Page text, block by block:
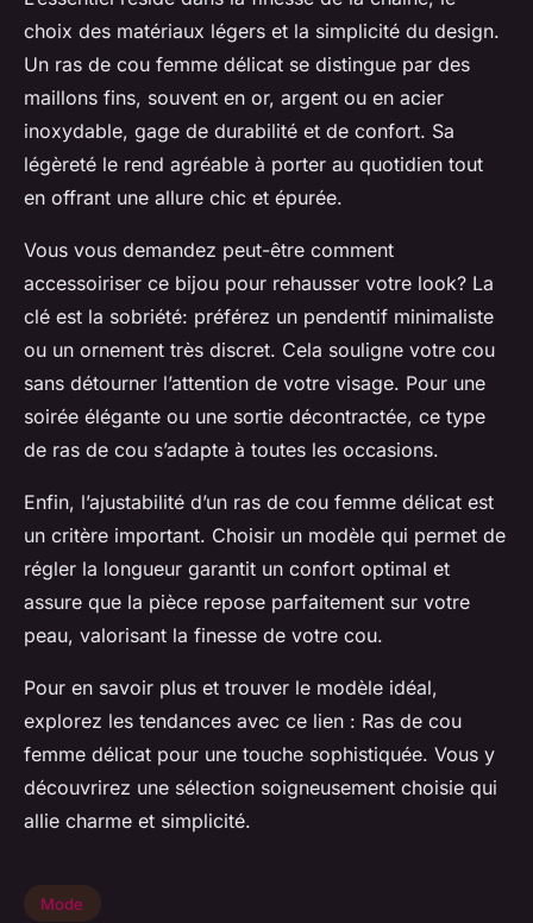
choix des matériaux légers et la simplicité du design.
Un ras de cou femme délicat se distingue par des
maillons fins, souvent en or, argent ou en acier
inoxydable, gage de durabilité et de confort. Sa
légèreté le rend agréable à porter au quotidien tout
en offrant une allure chic et épurée.
Vous vous demandez peut-être comment
accessoiriser ce bijou pour rehausser votre look? La
clé est la sobriété: préférez un pendentif minimaliste
ou un ornement très discret. Cela souligne votre cou
sans détourner l’attention de votre visage. Pour une
soirée élégante ou une sortie décontractée, ce type
de ras de cou s’adapte à toutes les occasions.
Enfin, l’ajustabilité d’un ras de cou femme délicat est
un critère important. Choisir un modèle qui permet de
régler la longueur garantit un confort optimal et
assure que la pièce repose parfaitement sur votre
peau, valorisant la finesse de votre cou.
Pour en savoir plus et trouver le modèle idéal,
explorez les tendances avec ce lien : Ras de cou
femme délicat pour une touche sophistiquée. Vous y
découvrirez une sélection soigneusement choisie qui
allie charme et simplicité.
Mode